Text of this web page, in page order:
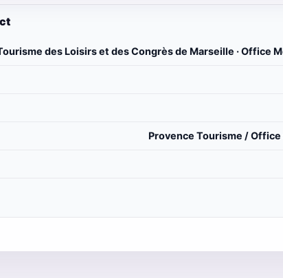
des Loisirs et des Congrès de Marseille · Office
Provence Tourisme /